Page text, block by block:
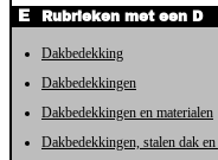
Rubrieken met een D
Dakbedekking
Dakbedekkingen
Dakbedekkingen en materialen
Dakbedekkingen, stalen dak